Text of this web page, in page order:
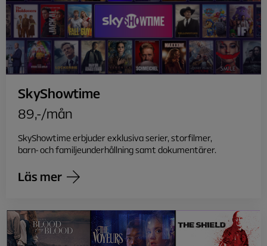
SkyShowtime
89,-/mån
SkyShowtime erbjuder exklusiva serier, storfilmer,
barn- och familjeunderhållning samt dokumentärer.
Läs mer